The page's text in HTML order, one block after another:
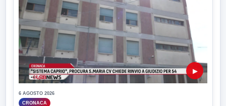
▶
6 AGOSTO 2026
CRONACA